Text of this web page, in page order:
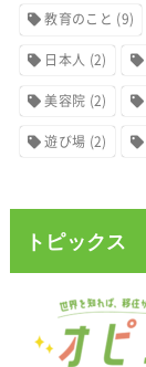
教育のこと (9)
日本人 (2)
美容院 (2)
遊び場 (2)
トピックス